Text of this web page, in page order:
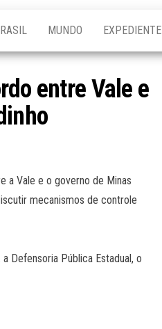
MUNDO EXPEDIENTE
entre Vale e
a Vale e o governo de Minas
mecanismos de controle
Defensoria Pública Estadual, o